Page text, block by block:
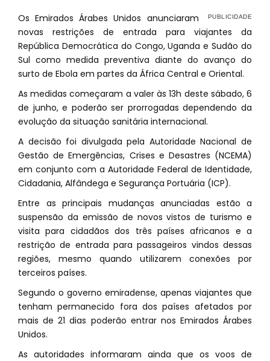
Os Emirados Árabes Unidos anunciaram
novas restrições de entrada para viajantes da
República Democrática do Congo, Uganda e Sudão do
Sul como medida preventiva diante do avanço do
surto de Ebola em partes da África Central e Oriental.
As medidas começaram a valer às 13h deste sábado, 6
de junho, e poderão ser prorrogadas dependendo da
evolução da situação sanitária internacional.
A decisão foi divulgada pela Autoridade Nacional de
Gestão de Emergências, Crises e Desastres (NCEMA)
em conjunto com a Autoridade Federal de Identidade,
Cidadania, Alfândega e Segurança Portuária (ICP).
Entre as principais mudanças anunciadas estão a
suspensão da emissão de novos vistos de turismo e
visita para cidadãos dos três países africanos e a
restrição de entrada para passageiros vindos dessas
regiões, mesmo quando utilizarem conexões por
terceiros países.
Segundo o governo emiradense, apenas viajantes que
tenham permanecido fora dos países afetados por
mais de 21 dias poderão entrar nos Emirados Árabes
Unidos.
As autoridades informaram ainda que os voos de